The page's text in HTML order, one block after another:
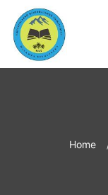
Home